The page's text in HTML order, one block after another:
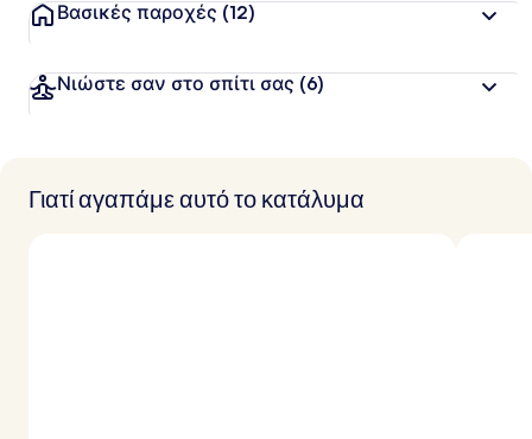
Βασικές παροχές (12)
Νιώστε σαν στο σπίτι σας (6)
Γιατί αγαπάμε αυτό το κατάλυμα